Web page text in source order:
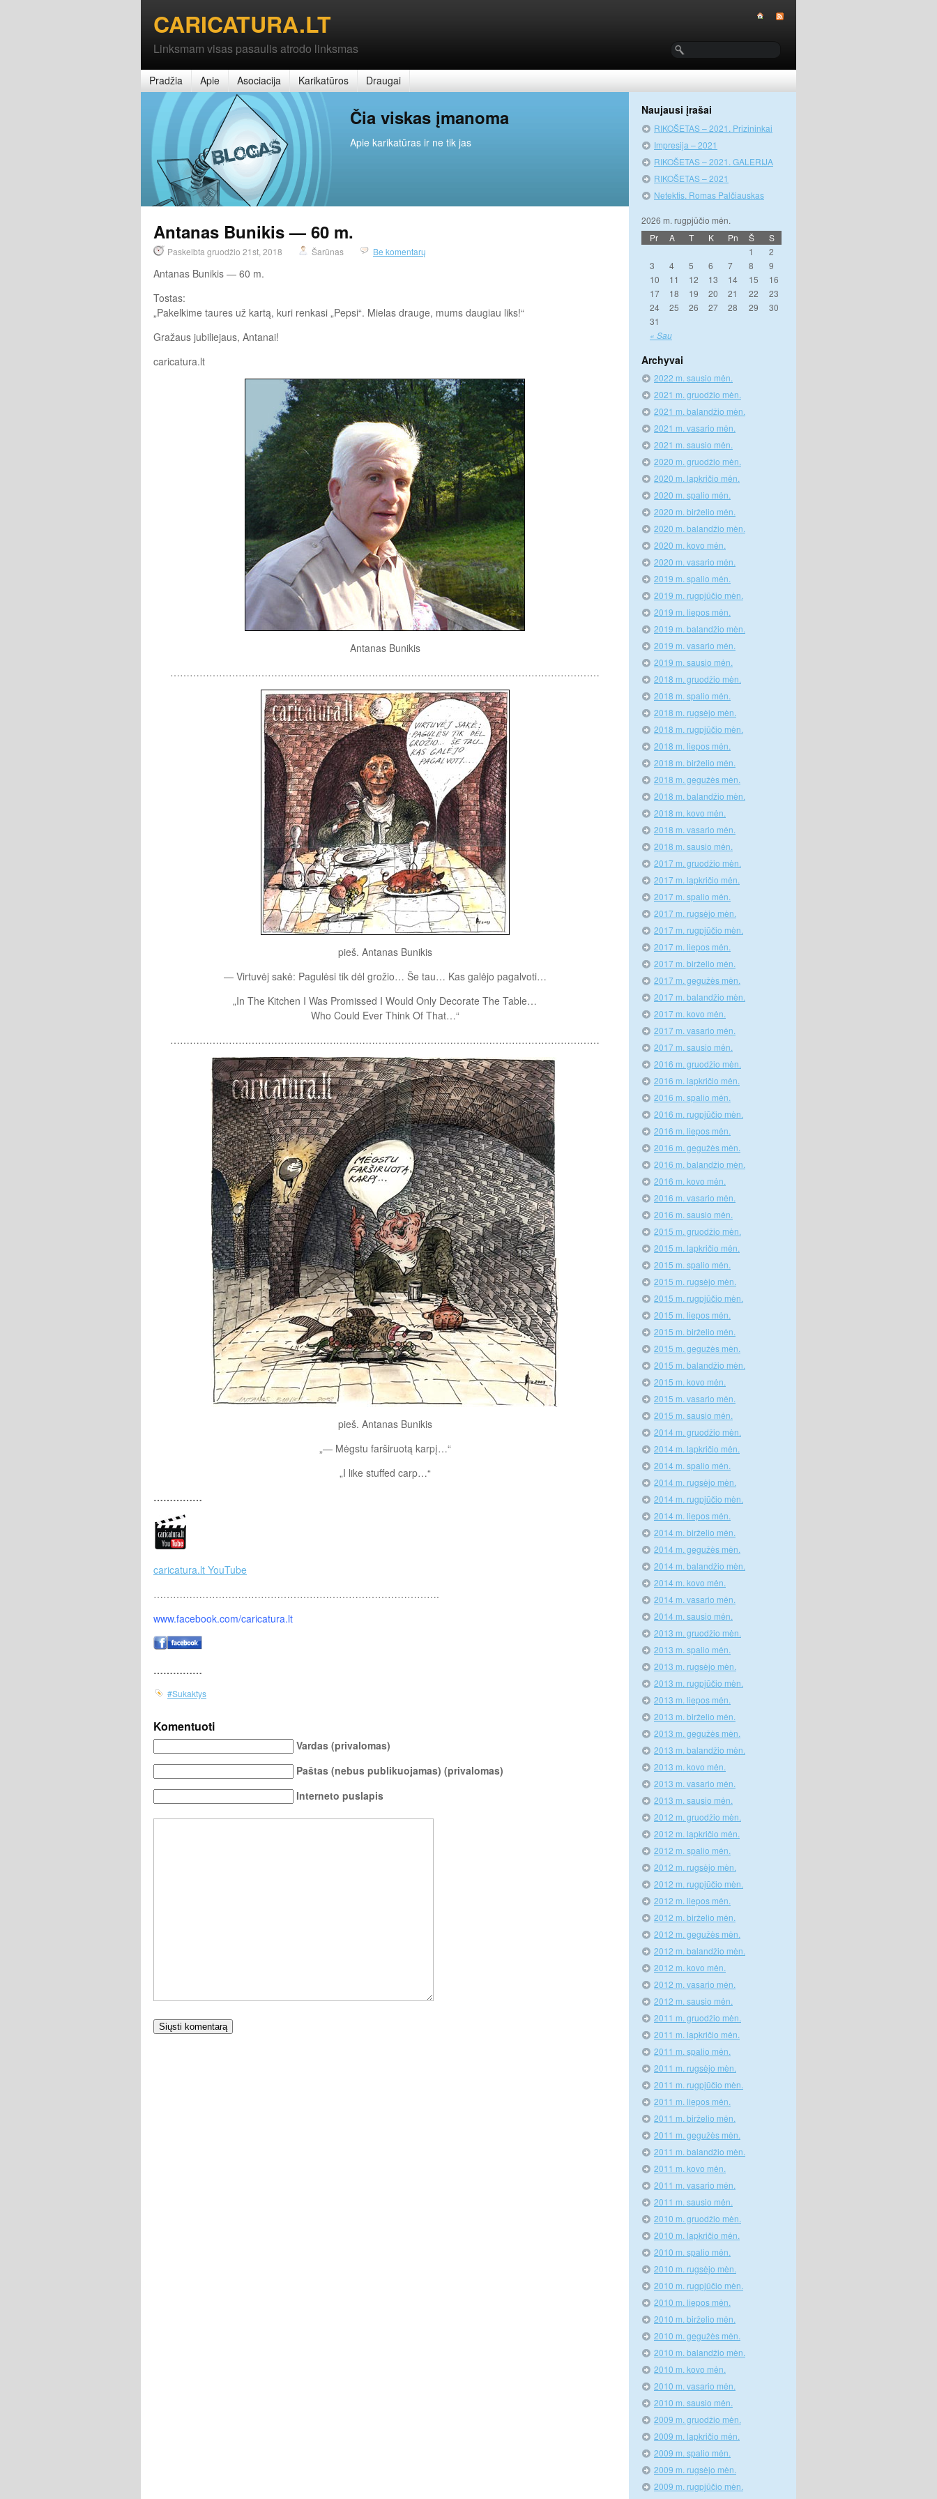
CARICATURA.LT
Linksmam visas pasaulis atrodo linksmas
Pradžia Apie Asociacija Karikatūros Draugai
Čia viskas įmanoma
Apie karikatūras ir ne tik jas
Antanas Bunikis — 60 m.
Paskelbta gruodžio 21st, 2018 Šarūnas Be komentarų
Antanas Bunikis — 60 m.
Tostas:
„Pakelkime taures už kartą, kuri renkasi „Pepsi“. Mielas drauge, mums daugiau liks!“
Gražaus jubiliejaus, Antanai!
caricatura.lt
Antanas Bunikis
……………………………………………………………………………………………………………………
pieš. Antanas Bunikis
— Virtuvėj sakė: Pagulėsi tik dėl grožio… Še tau… Kas galėjo pagalvoti…
„In The Kitchen I Was Promissed I Would Only Decorate The Table…
Who Could Ever Think Of That…“
……………………………………………………………………………………………………………………
pieš. Antanas Bunikis
„— Mėgstu farširuotą karpį…“
„I like stuffed carp…“
……………
caricatura.lt YouTube
…………………………………………………………………………….
www.facebook.com/caricatura.lt
……………
#Sukaktys
Komentuoti
Vardas (privalomas)
Paštas (nebus publikuojamas) (privalomas)
Interneto puslapis
Naujausi įrašai
RIKOŠETAS – 2021. Prizininkai
Impresija – 2021
RIKOŠETAS – 2021. GALERIJA
RIKOŠETAS – 2021
Netektis. Romas Palčiauskas
2026 m. rugpjūčio mėn.
Pr
A T K Pn Š S
« Sau
1
2
3
4 5 6 7 8
9
10
11 12 13 14 15
16
17
18 19 20 21 22
23
24
25 26 27 28 29
30
31
Archyvai
2022 m. sausio mėn.
2021 m. gruodžio mėn.
2021 m. balandžio mėn.
2021 m. vasario mėn.
2021 m. sausio mėn.
2020 m. gruodžio mėn.
2020 m. lapkričio mėn.
2020 m. spalio mėn.
2020 m. birželio mėn.
2020 m. balandžio mėn.
2020 m. kovo mėn.
2020 m. vasario mėn.
2019 m. spalio mėn.
2019 m. rugpjūčio mėn.
2019 m. liepos mėn.
2019 m. balandžio mėn.
2019 m. vasario mėn.
2019 m. sausio mėn.
2018 m. gruodžio mėn.
2018 m. spalio mėn.
2018 m. rugsėjo mėn.
2018 m. rugpjūčio mėn.
2018 m. liepos mėn.
2018 m. birželio mėn.
2018 m. gegužės mėn.
2018 m. balandžio mėn.
2018 m. kovo mėn.
2018 m. vasario mėn.
2018 m. sausio mėn.
2017 m. gruodžio mėn.
2017 m. lapkričio mėn.
2017 m. spalio mėn.
2017 m. rugsėjo mėn.
2017 m. rugpjūčio mėn.
2017 m. liepos mėn.
2017 m. birželio mėn.
2017 m. gegužės mėn.
2017 m. balandžio mėn.
2017 m. kovo mėn.
2017 m. vasario mėn.
2017 m. sausio mėn.
2016 m. gruodžio mėn.
2016 m. lapkričio mėn.
2016 m. spalio mėn.
2016 m. rugpjūčio mėn.
2016 m. liepos mėn.
2016 m. gegužės mėn.
2016 m. balandžio mėn.
2016 m. kovo mėn.
2016 m. vasario mėn.
2016 m. sausio mėn.
2015 m. gruodžio mėn.
2015 m. lapkričio mėn.
2015 m. spalio mėn.
2015 m. rugsėjo mėn.
2015 m. rugpjūčio mėn.
2015 m. liepos mėn.
2015 m. birželio mėn.
2015 m. gegužės mėn.
2015 m. balandžio mėn.
2015 m. kovo mėn.
2015 m. vasario mėn.
2015 m. sausio mėn.
2014 m. gruodžio mėn.
2014 m. lapkričio mėn.
2014 m. spalio mėn.
2014 m. rugsėjo mėn.
2014 m. rugpjūčio mėn.
2014 m. liepos mėn.
2014 m. birželio mėn.
2014 m. gegužės mėn.
2014 m. balandžio mėn.
2014 m. kovo mėn.
2014 m. vasario mėn.
2014 m. sausio mėn.
2013 m. gruodžio mėn.
2013 m. spalio mėn.
2013 m. rugsėjo mėn.
2013 m. rugpjūčio mėn.
2013 m. liepos mėn.
2013 m. birželio mėn.
2013 m. gegužės mėn.
2013 m. balandžio mėn.
2013 m. kovo mėn.
2013 m. vasario mėn.
2013 m. sausio mėn.
2012 m. gruodžio mėn.
2012 m. lapkričio mėn.
2012 m. spalio mėn.
2012 m. rugsėjo mėn.
2012 m. rugpjūčio mėn.
2012 m. liepos mėn.
2012 m. birželio mėn.
2012 m. gegužės mėn.
2012 m. balandžio mėn.
2012 m. kovo mėn.
2012 m. vasario mėn.
2012 m. sausio mėn.
2011 m. gruodžio mėn.
2011 m. lapkričio mėn.
2011 m. spalio mėn.
2011 m. rugsėjo mėn.
2011 m. rugpjūčio mėn.
2011 m. liepos mėn.
2011 m. birželio mėn.
2011 m. gegužės mėn.
2011 m. balandžio mėn.
2011 m. kovo mėn.
2011 m. vasario mėn.
2011 m. sausio mėn.
2010 m. gruodžio mėn.
2010 m. lapkričio mėn.
2010 m. spalio mėn.
2010 m. rugsėjo mėn.
2010 m. rugpjūčio mėn.
2010 m. liepos mėn.
2010 m. birželio mėn.
2010 m. gegužės mėn.
2010 m. balandžio mėn.
2010 m. kovo mėn.
2010 m. vasario mėn.
2010 m. sausio mėn.
2009 m. gruodžio mėn.
2009 m. lapkričio mėn.
2009 m. spalio mėn.
2009 m. rugsėjo mėn.
2009 m. rugpjūčio mėn.